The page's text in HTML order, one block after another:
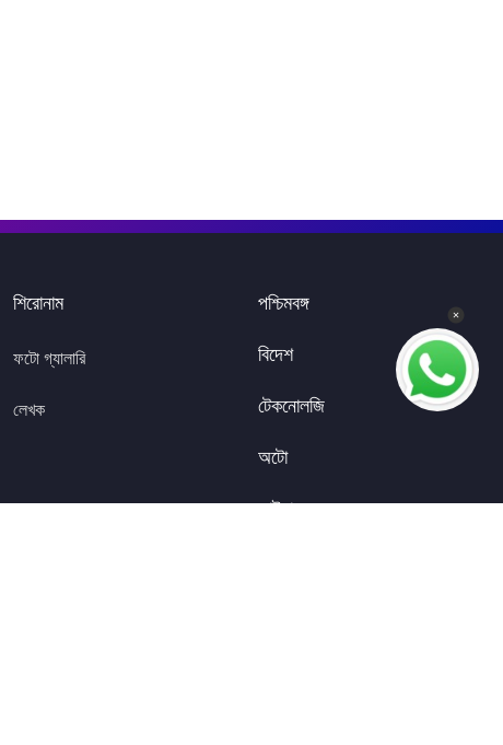
শিরোনাম
ফটো গ্যালারি
লেখক
পশ্চিমবঙ্গ
বিদেশ
টেকনোলজি
অটো
ভাইরাল